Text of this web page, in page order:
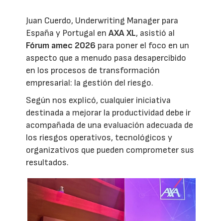
Juan Cuerdo, Underwriting Manager para
España y Portugal enAXA XL, asistió al
Fórum amec 2026 para poner el foco en un
aspecto que a menudo pasa desapercibido
en los procesos de transformación
empresarial: la gestión del riesgo.
Según nos explicó, cualquier iniciativa
destinada a mejorar la productividad debe ir
acompañada de una evaluación adecuada de
los riesgos operativos, tecnológicos y
organizativos que pueden comprometer sus
resultados.